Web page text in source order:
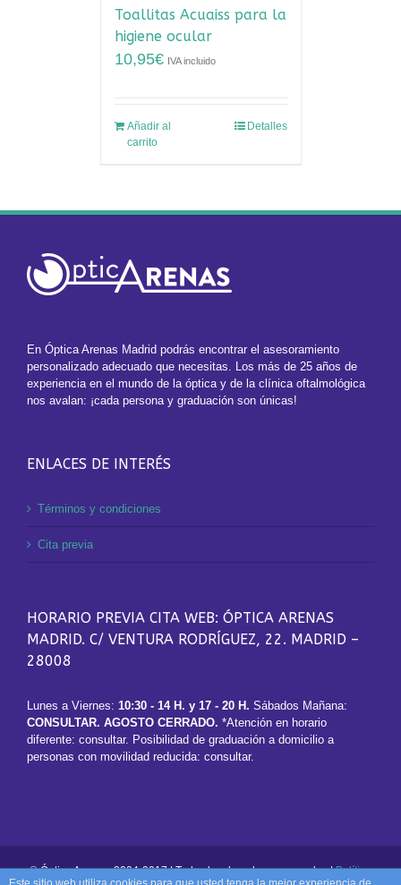
Toallitas Acuaiss para la
higiene ocular
10,95€ IVA incluido
Añadir al
carrito
Detalles
En Óptica Arenas Madrid podrás encontrar el asesoramiento
personalizado adecuado que necesitas. Los más de 25 años de
experiencia en el mundo de la óptica y de la clínica oftalmológica
nos avalan: ¡cada persona y graduación son únicas!
ENLACES DE INTERÉS
Términos y condiciones
Cita previa
HORARIO PREVIA CITA WEB: ÓPTICA ARENAS
MADRID. C/ VENTURA RODRÍGUEZ, 22. MADRID –
28008
Lunes a Viernes: 10:30 - 14 H. y 17 - 20 H. Sábados Mañana:
CONSULTAR. AGOSTO CERRADO. *Atención en horario
diferente: consultar. Posibilidad de graduación a domicilio a
personas con movilidad reducida: consultar.
© Óptica Arenas, 2004-2017 | Todos los derechos reservados |Política